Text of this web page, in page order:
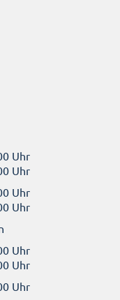
Uhr
Uhr
Uhr
Uhr
Uhr
Uhr
Uhr